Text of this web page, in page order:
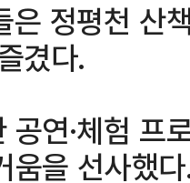
은 정평천 산
겼다.
공연·체험 프
움을 선사했